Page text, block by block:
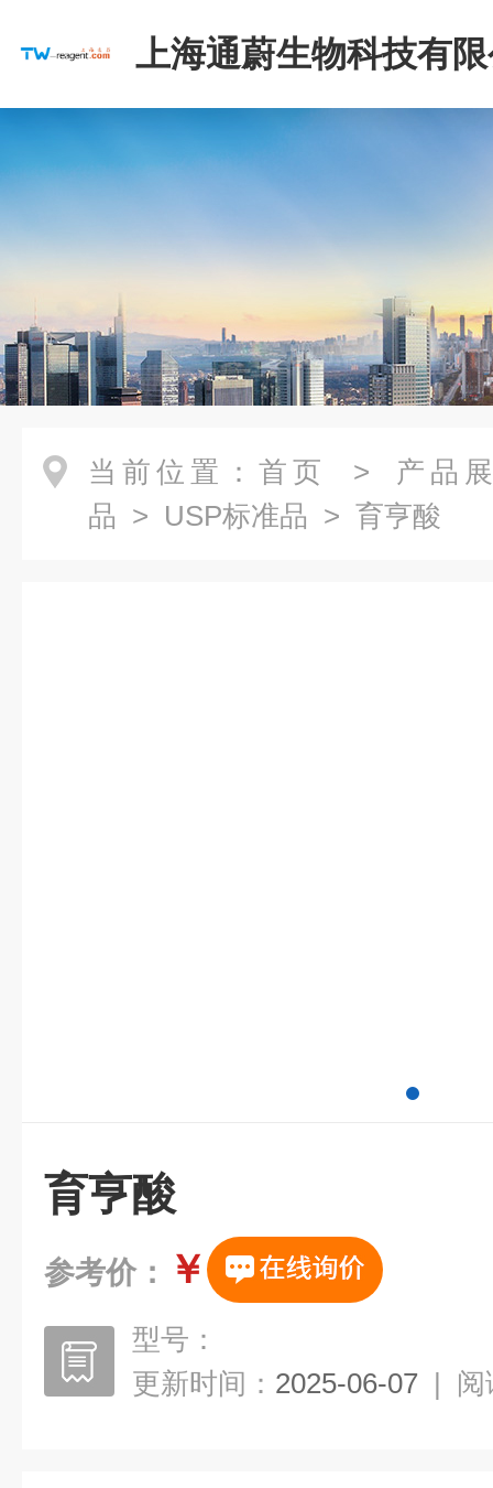
上海通蔚生物科技有
当前位置： 首页 > 产品
品 > USP标准品 > 育亨酸
育亨酸
参考价： ￥
型号：
更新时间： 2025-06-07 | 阅